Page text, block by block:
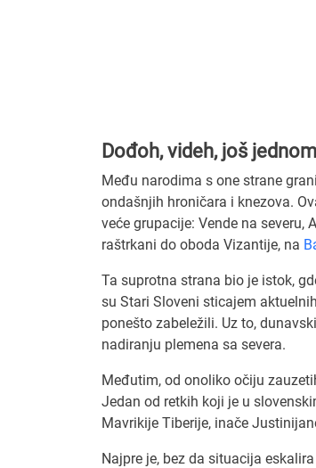
Dođoh, videh, još
Među narodima s one strane
ondašnjih hroničara i knezova.
veće grupacije: Vende na severu,
raštrkani do oboda Vizantije, na
Ta suprotna strana bio je istok,
su Stari Sloveni sticajem
ponešto zabeležili. Uz to,
nadiranju plemena sa severa.
Međutim, od onoliko očiju
Jedan od retkih koji je u
Mavrikije Tiberije, inače
Najpre je, bez da situacija